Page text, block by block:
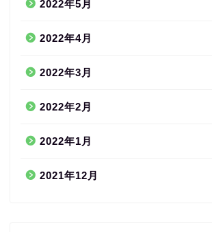
2022年5月
2022年4月
2022年3月
2022年2月
2022年1月
2021年12月